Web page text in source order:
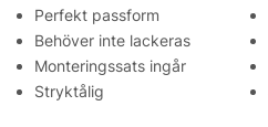
Perfekt passform
Behöver inte lackeras
Monteringssats ingår
Stryktålig